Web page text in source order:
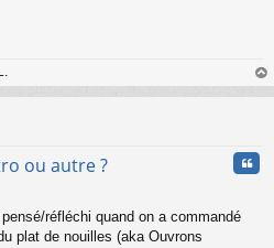
au
ou autre ?
réfléchi quand on a commandé
plat de nouilles (aka Ouvrons